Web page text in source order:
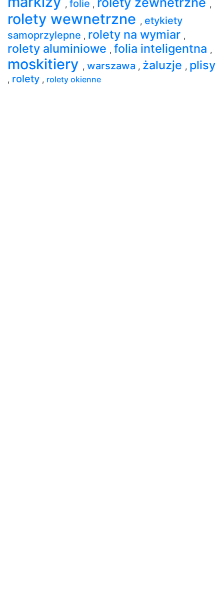
, folie , ,
rolety wewnetrzne , etykiety
samoprzylepne , rolety na wymiar ,
rolety aluminiowe , folia inteligentna ,
moskitiery , warszawa , żaluzje , plisy
, rolety , rolety okienne